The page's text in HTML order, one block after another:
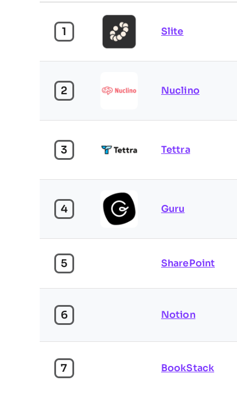
1 Slite
2 Nuclino
3 Tettra
4 Guru
5 SharePoint
6 Notion
7 BookStack